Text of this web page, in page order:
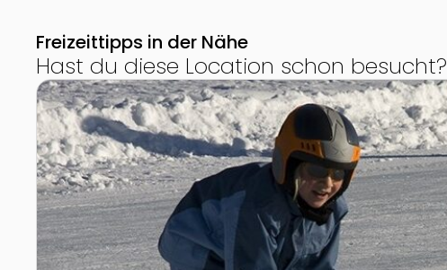
Freizeittipps in der Nähe
Hast du diese Location schon besucht?
Zur Detailseite von Eislaufen am Weissensee